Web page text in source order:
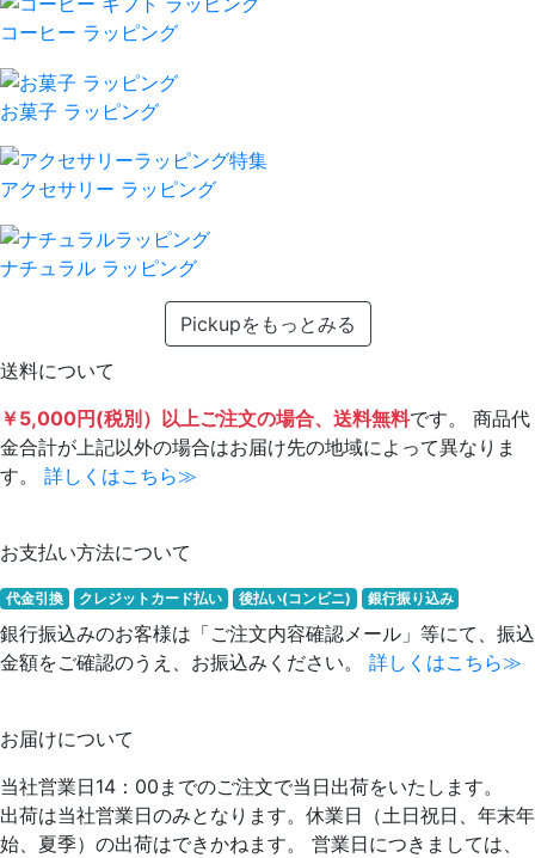
コーヒー ラッピング
お菓子 ラッピング
アクセサリー ラッピング
ナチュラル ラッピング
Pickupをもっとみる
送料について
￥5,000円(税別）以上ご注文の場合、送料無料です。 商品代
金合計が上記以外の場合はお届け先の地域によって異なりま
す。
詳しくはこちら≫
お支払い方法について
代金引換 クレジットカード払い 後払い(コンビニ) 銀行振り込み
銀行振込みのお客様は「ご注文内容確認メール」等にて、振込
金額をご確認のうえ、お振込みください。
詳しくはこちら≫
お届けについて
当社営業日14：00までのご注文で当日出荷をいたします。
出荷は当社営業日のみとなります。休業日（土日祝日、年末年
始、夏季）の出荷はできかねます。 営業日につきましては、